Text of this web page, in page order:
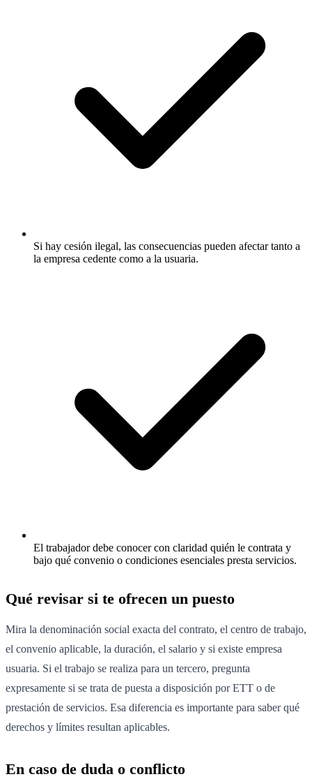
Si hay cesión ilegal, las consecuencias pueden afectar tanto a
la empresa cedente como a la usuaria.
El trabajador debe conocer con claridad quién le contrata y
bajo qué convenio o condiciones esenciales presta servicios.
Qué revisar si te ofrecen un puesto
Mira la denominación social exacta del contrato, el centro de trabajo,
el convenio aplicable, la duración, el salario y si existe empresa
usuaria. Si el trabajo se realiza para un tercero, pregunta
expresamente si se trata de puesta a disposición por ETT o de
prestación de servicios. Esa diferencia es importante para saber qué
derechos y límites resultan aplicables.
En caso de duda o conflicto